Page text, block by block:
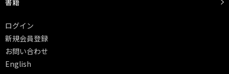
書籍
ログイン
新規会員登録
お問い合わせ
English